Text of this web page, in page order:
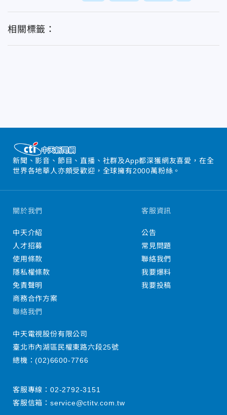
相關標籤：
新聞、影音、節目、直播、社群及App都深獲網友喜愛，在全
世界各地華人亦頗受歡迎，全球擁有2000萬粉絲。
關於我們
中天介紹
人才招募
使用條款
隱私權條款
免責聲明
商務合作方案
客服資訊
公告
常見問題
聯絡我們
我要爆料
我要投稿
聯絡我們
中天電視股份有限公司
臺北市內湖區民權東路六段25號
總機：(02)6600-7766
客服專線： 02-2792-3151
客服信箱： service@ctitv.com.tw